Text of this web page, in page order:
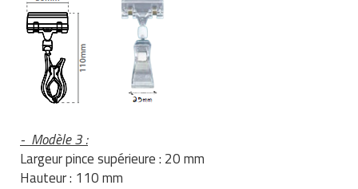
- Modèle 3 :
Largeur pince supérieure : 20 mm
Hauteur : 110 mm